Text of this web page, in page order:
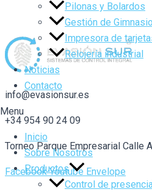
Pilonas y Bolardos
Gestión de
Impresora de
Relojería industrial
Noticias
Contacto
Menu
Inicio
Sobre Nosotros
Productos
Control de
info@evasionsur.es
+34 954 90 24 09
Torneo Parque Empresarial Calle
Facebook Youtube Envelope